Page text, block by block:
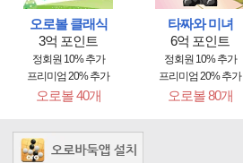
오로볼 클래식
3억 포인트
정회원 10% 추가
프리미엄 20% 추가
오로볼 40개
타짜와 미녀
6억 포인트
정회원 10% 추가
프리미엄 20% 추가
오로볼 80개